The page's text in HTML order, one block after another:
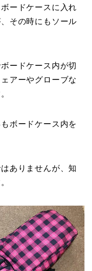
ードケースに入れ
その時にもソール
ードケース内が切
アーやグローブな
ボードケース内を
ありませんが、知